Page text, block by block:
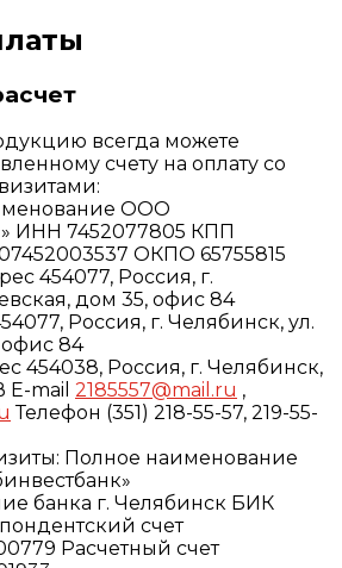
всегда можете
счету на оплату со
ООО
ИНН 7452077805 КПП
ОКПО 65755815
454077, Россия, г.
дом 35, офис 84
Россия, г. Челябинск, ул.
офис 84
454038, Россия, г. Челябинск,
mail 2185557@mail.ru ,
Телефон (351) 218-55-57, 219-55-
Полное наименование
банка г. Челябинск БИК
счет
Расчетный счет